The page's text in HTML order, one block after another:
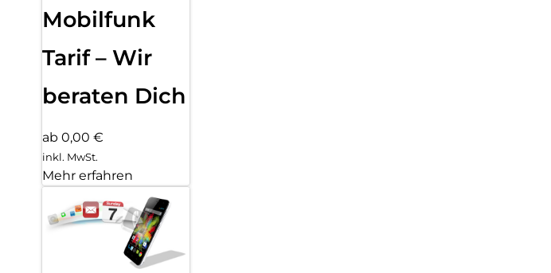
Mobilfunk
Tarif – Wir
beraten Dich
ab 0,00 €
inkl. MwSt.
Mehr erfahren